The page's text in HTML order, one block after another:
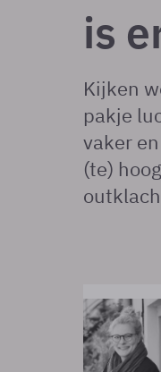
is
Kijken
pakje
vaker
(te)